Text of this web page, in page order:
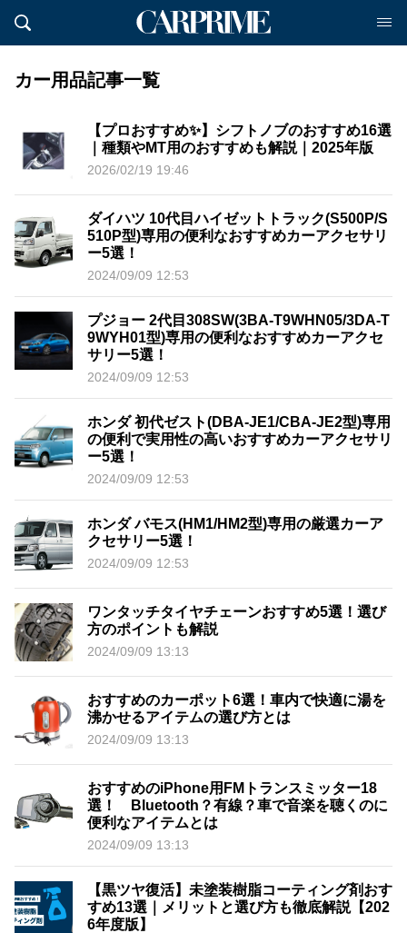
カー用品記事一覧
【プロおすすめ✨】シフトノブのおすすめ16選
｜種類やMT用のおすすめも解説｜2025年版
2026/02/19 19:46
ダイハツ 10代目ハイゼットトラック(S500P/S
510P型)専用の便利なおすすめカーアクセサリ
ー5選！
2024/09/09 12:53
プジョー 2代目308SW(3BA-T9WHN05/3DA-T
9WYH01型)専用の便利なおすすめカーアクセ
サリー5選！
2024/09/09 12:53
ホンダ 初代ゼスト(DBA-JE1/CBA-JE2型)専用
の便利で実用性の高いおすすめカーアクセサリ
ー5選！
2024/09/09 12:53
ホンダ バモス(HM1/HM2型)専用の厳選カーア
クセサリー5選！
2024/09/09 12:53
ワンタッチタイヤチェーンおすすめ5選！選び
方のポイントも解説
2024/09/09 13:13
おすすめのカーポット6選！車内で快適に湯を
沸かせるアイテムの選び方とは
2024/09/09 13:13
おすすめのiPhone用FMトランスミッター18
選！ Bluetooth？有線？車で音楽を聴くのに
便利なアイテムとは
2024/09/09 13:13
【黒ツヤ復活】未塗装樹脂コーティング剤おす
すめ13選｜メリットと選び方も徹底解説【202
6年度版】